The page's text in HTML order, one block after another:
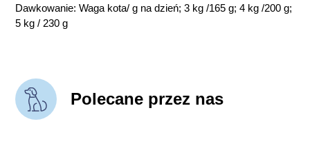
Dawkowanie: Waga kota/ g na dzień; 3 kg /165 g; 4 kg /200 g;
5 kg / 230 g
Polecane przez nas